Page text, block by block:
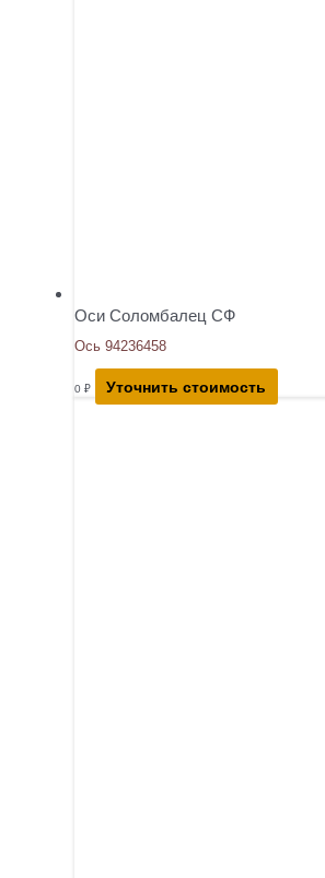
Оси Соломбалец СФ
Ось 94236458
0 ₽ Уточнить стоимость